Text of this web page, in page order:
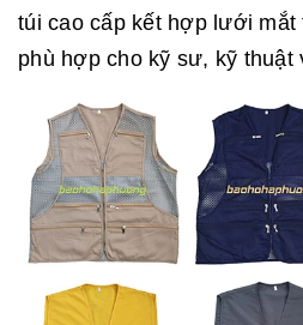
túi cao cấp kết hợp lưới mắt
phù hợp cho kỹ sư, kỹ thuật